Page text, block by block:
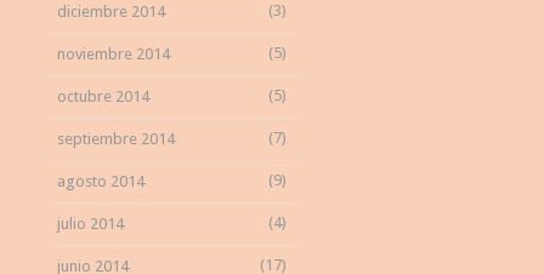
diciembre 2014 (3)
noviembre 2014 (5)
octubre 2014 (5)
septiembre 2014 (7)
agosto 2014 (9)
julio 2014 (4)
junio 2014 (17)